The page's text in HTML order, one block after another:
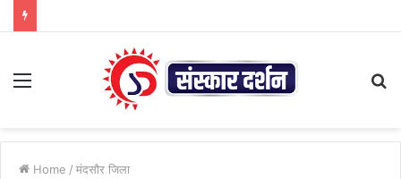
Menu
Home / मंदसौर जिला